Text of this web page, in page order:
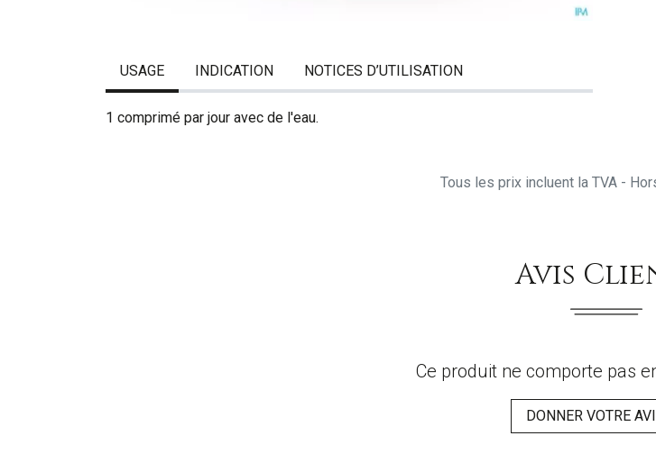
USAGE INDICATION NOTICES D’UTILISATION
1 comprimé par jour avec de l'eau.
Tous les prix incluent la TVA -
Avis
Ce produit ne comporte pas
DONNER VOTRE